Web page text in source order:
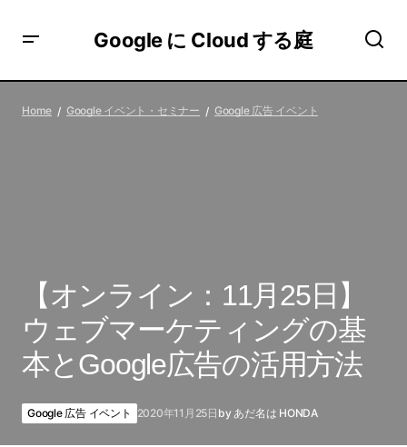
Google に Cloud する庭
とGoogle広告の活用方法
Home Google イベント・セミナー Google 広告 イベント
【オンライン：11月25日】
ウェブマーケティングの基
本とGoogle広告の活用方法
Google 広告 イベント 2020年11月25日 by あだ名は HONDA